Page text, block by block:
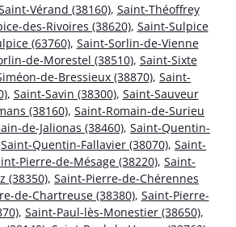
Vérand (38160), Saint-Théoffrey
des-Rivoires (38620), Saint-Sulpice
(63760), Saint-Sorlin-de-Vienne
de-Morestel (38510), Saint-Sixte
de-Bressieux (38870), Saint-
, Saint-Savin (38300), Saint-Sauveur
(38160), Saint-Romain-de-Surieu
de-Jalionas (38460), Saint-Quentin-
Saint-Quentin-Fallavier (38070), Saint-
Pierre-de-Mésage (38220), Saint-
(38350), Saint-Pierre-de-Chérennes
de-Chartreuse (38380), Saint-Pierre-
, Saint-Paul-lès-Monestier (38650),